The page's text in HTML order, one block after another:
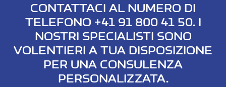
CONTATTACI AL NUMERO DI
TELEFONO +41 91 800 41 50. I
NOSTRI SPECIALISTI SONO
VOLENTIERI A TUA DISPOSIZIONE
PER UNA CONSULENZA
PERSONALIZZATA.